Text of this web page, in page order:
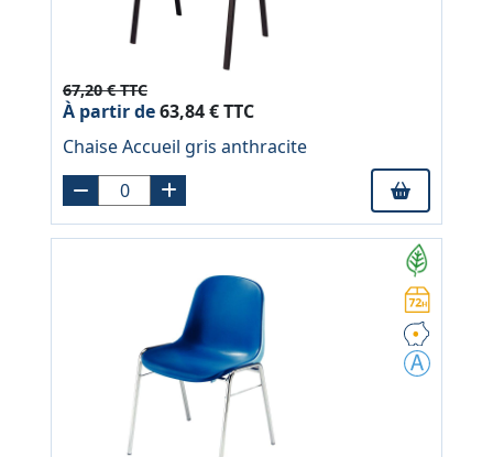
67,20 € TTC
À partir de63,84 € TTC
Chaise Accueil gris anthracite